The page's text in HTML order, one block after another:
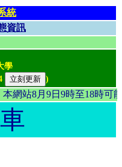
統
資訊
學
)
本網站8月9日9時至18